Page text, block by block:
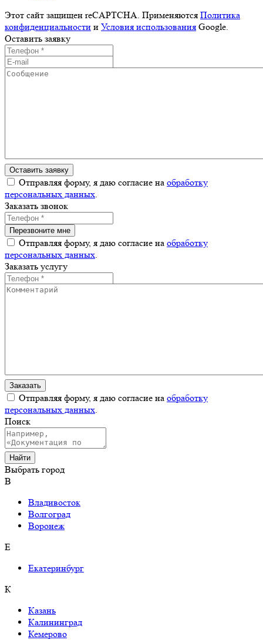
Этот сайт защищен reCAPTCHA. Применяются Политика
конфиденциальности и Условия использования Google.
Оставить заявку
Отправляя форму, я даю согласие на обработку
персональных данных.
Заказать звонок
Отправляя форму, я даю согласие на обработку
персональных данных.
Заказать услугу
Отправляя форму, я даю согласие на обработку
персональных данных.
Поиск
Выбрать город
В
Владивосток
Волгоград
Воронеж
Е
Екатеринбург
К
Казань
Калининград
Кемерово